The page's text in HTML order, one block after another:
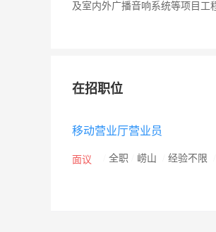
及室内外广播音响系统等项目工
在招职位
移动营业厅营业员
面议 全职 崂山 经验不限